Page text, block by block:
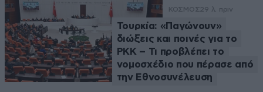
ΚΟΣΜΟΣ29 λ. πριν
Τουρκία: «Παγώνουν»
διώξεις και ποινές για το
PKK – Τι προβλέπει το
νομοσχέδιο που πέρασε από
την Εθνοσυνέλευση